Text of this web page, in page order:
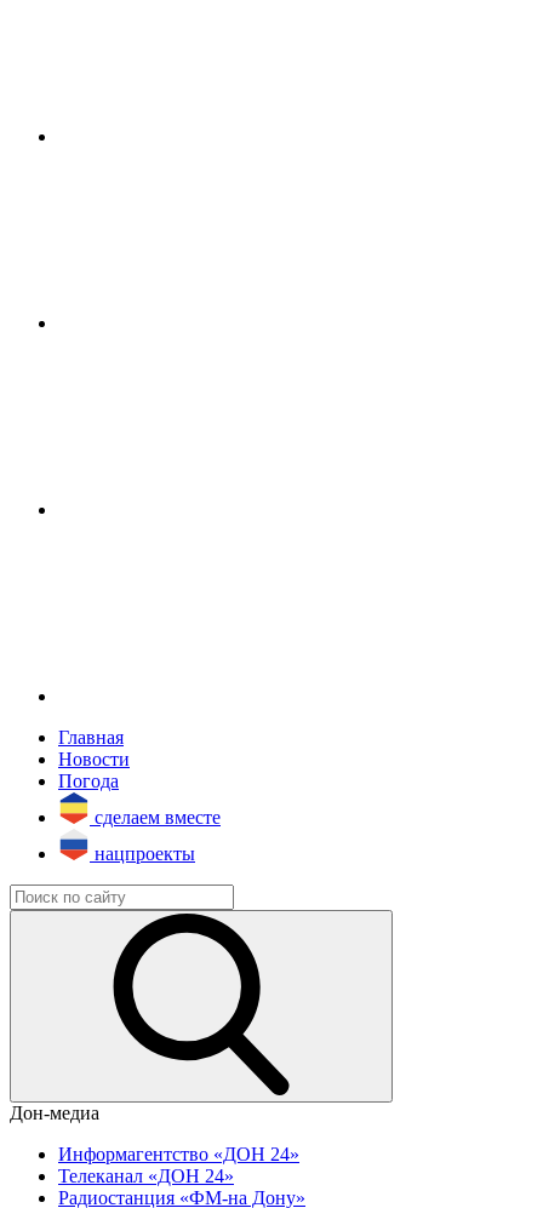
Главная
Новости
Погода
сделаем вместе
нацпроекты
Дон-медиа
Информагентство «ДОН 24»
Телеканал «ДОН 24»
Радиостанция «ФМ-на Дону»